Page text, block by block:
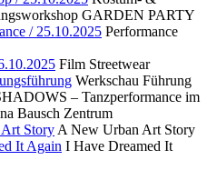
GARDEN PARTY
/ 25.10.2025 Performance
Film Streetwear
Werkschau Führung
– Tanzperformance im
Bausch Zentrum
Story A New Urban Art Story
It Again I Have Dreamed It